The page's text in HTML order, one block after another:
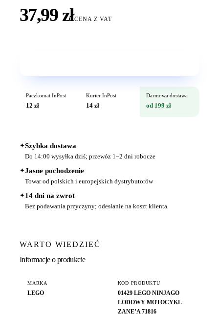
37,99 złCENA Z VAT
Paczkomat InPost
12 zł
Kurier InPost
14 zł
Darmowa dostawa
od 199 zł
✦Szybka dostawa
Do 14:00 wysyłka dziś; przewóz 1–2 dni robocze
✦Jasne pochodzenie
Towar od polskich i europejskich dystrybutorów
✦14 dni na zwrot
Bez podawania przyczyny; odesłanie na koszt klienta
WARTO WIEDZIEĆ
Informacje o produkcie
MARKA
LEGO
KOD PRODUKTU
01429 LEGO NINJAGO
LODOWY MOTOCYKL
ZANE’A 71816